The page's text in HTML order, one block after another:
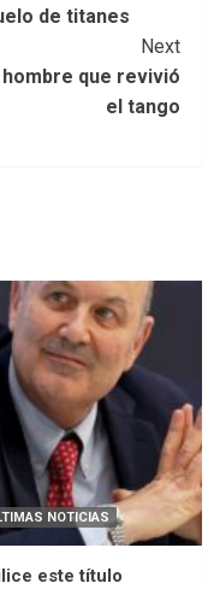
de titanes
Next
que revivió
el tango
NOTICIAS
este título